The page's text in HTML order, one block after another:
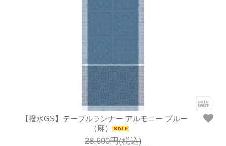
【撥水GS】テーブルランナー アルモニー ブルー
（麻）
28,600円(税込)